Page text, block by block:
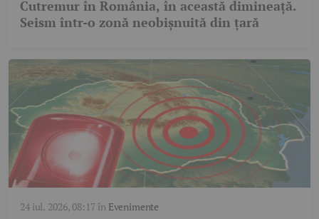
Cutremur în România, în această dimineață.
Seism într-o zonă neobișnuită din țară
24 iul. 2026, 08:17în Evenimente